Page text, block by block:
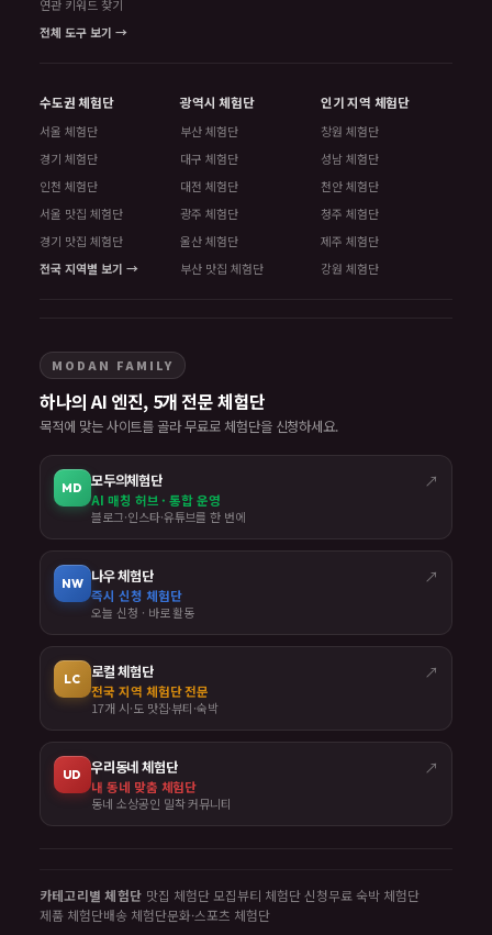
연관 키워드 찾기
전체 도구 보기 →
수도권 체험단
서울 체험단
경기 체험단
인천 체험단
서울 맛집 체험단
경기 맛집 체험단
전국 지역별 보기 →
광역시 체험단
부산 체험단
대구 체험단
대전 체험단
광주 체험단
울산 체험단
부산 맛집 체험단
인기 지역 체험단
창원 체험단
성남 체험단
천안 체험단
청주 체험단
제주 체험단
강원 체험단
MODAN FAMILY
하나의 AI 엔진, 5개 전문 체험단
목적에 맞는 사이트를 골라 무료로 체험단을 신청하세요.
MD 모두의체험단 ↗
AI 매칭 허브 · 통합 운영
블로그·인스타·유튜브를 한 번에
NW 나우 체험단 ↗
즉시 신청 체험단
오늘 신청 · 바로 활동
LC 로컬 체험단 ↗
전국 지역 체험단 전문
17개 시·도 맛집·뷰티·숙박
UD 우리동네 체험단 ↗
내 동네 맞춤 체험단
동네 소상공인 밀착 커뮤니티
카테고리별 체험단 맛집 체험단 모집뷰티 체험단 신청무료 숙박 체험단
제품 체험단배송 체험단문화·스포츠 체험단